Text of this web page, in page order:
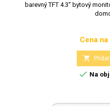
barevný TFT 4.3" bytový
Cena

 Na